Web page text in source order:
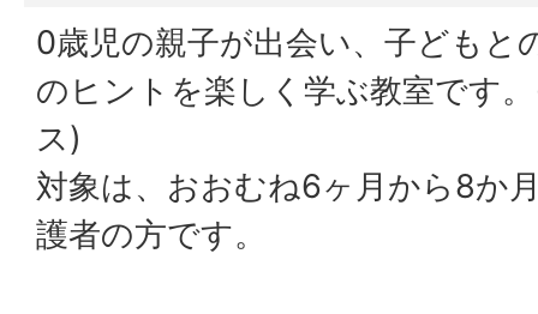
0歳児の親子が出会い、子どもと
のヒントを楽しく学ぶ教室です
ス)
対象は、おおむね6ヶ月から8か
護者の方です。